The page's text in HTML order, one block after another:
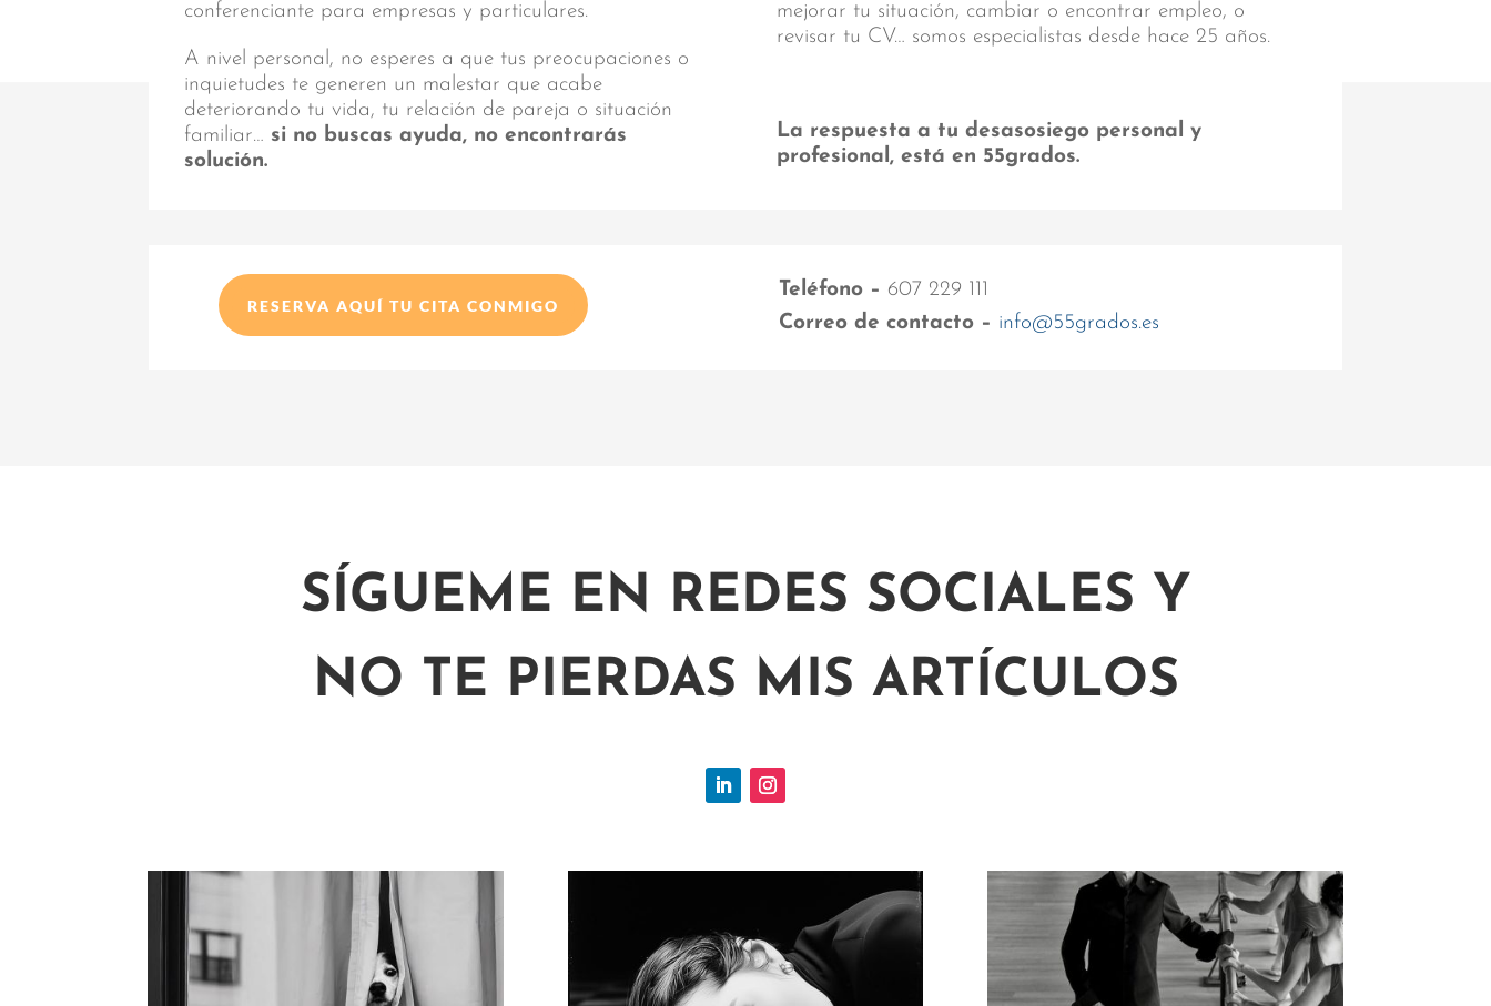
conferenciante para empresas y particulares.
A nivel personal, no esperes a que tus preocupaciones o
inquietudes te generen un malestar que acabe
deteriorando tu vida, tu relación de pareja o situación
familiar… si no buscas ayuda, no encontrarás
solución.
mejorar tu situación, cambiar o encontrar empleo, o
revisar tu CV… somos especialistas desde hace 25 años.
La respuesta a tu desasosiego personal y
profesional, está en 55grados.
RESERVA AQUÍ TU CITA CONMIGO
Teléfono – 607 229 111
Correo de contacto – info@55grados.es
SÍGUEME EN REDES SOCIALES Y
NO TE PIERDAS MIS ARTÍCULOS